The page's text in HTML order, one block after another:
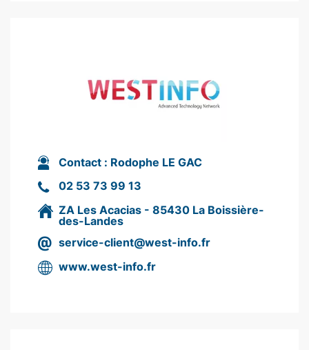
Contact : Rodophe LE GAC
02 53 73 99 13
ZA Les Acacias - 85430 La Boissière-
des-Landes
service-client@west-info.fr
www.west-info.fr